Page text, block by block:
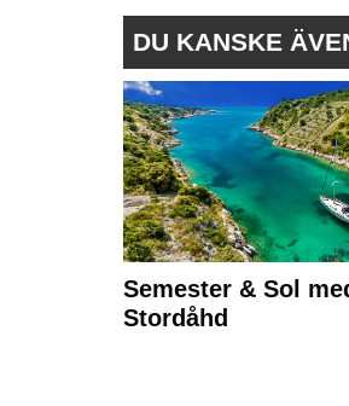
DU KANSKE
Semester & Sol
Stordåhd